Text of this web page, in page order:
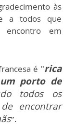
às
a todos que
encontro em
é "rica
porto de
todos os
encontrar
”.